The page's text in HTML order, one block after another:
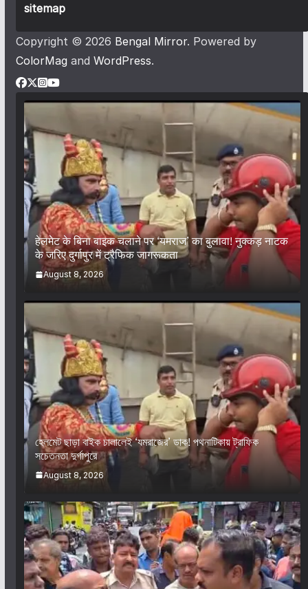
sitemap
Copyright © 2026 Bengal Mirror. Powered by
ColorMag and WordPress.
हेलमेट के बिना बाइक चलाने पर ‘यमराज’ का बुलावा! नुक्कड़ नाटक
के जरिए दुर्गापुर में ट्रैफिक जागरूकता
August 8, 2026
হেলমেট ছাড়া বাইক চালালেই ‘যমরাজের’ ডাক! পথনাটিকায় ট্রাফিক
সচেতনতা দুর্গাপুরে
August 8, 2026